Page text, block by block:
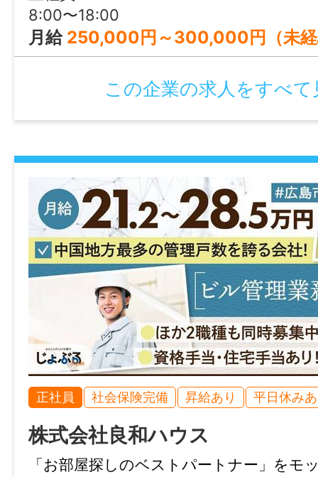
雇用形態
パート・アルバイト
未経験可
18歳〜(法律上の理由)
学歴
不問
免許・資格
未経験OK！【歓迎】警備員2級資格
就業時間
日勤｜08:00～17:00
夜勤｜21:00～06:00
【月平均所定労働時間：月32時間（月4日
8:00〜18:00
月給 250,000円～300,000円（未経験者の基本給） +資格手当：10,000円～20,000円 ※経験者は月給300,000円～350,000円での採用も可能です
この企業の求人をすべて
正社員 社会保険完備 昇給あり 平日休み
株式会社良和ハウス
「お部屋探しのベストパートナー」をモ